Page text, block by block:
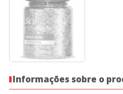
Informações sobre o